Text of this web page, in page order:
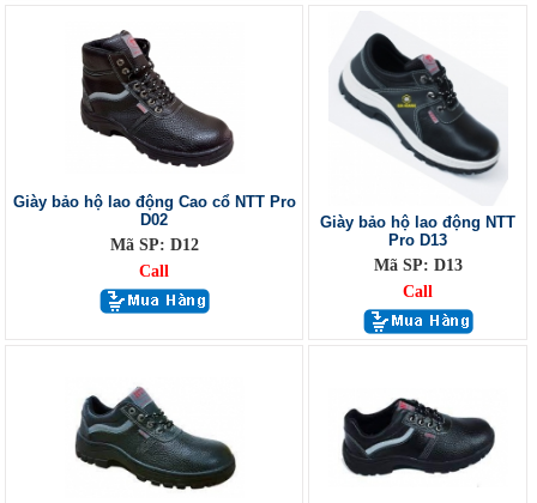
Giày bảo hộ lao động Cao cổ NTT Pro
D02
Mã SP: D12
Call
Giày bảo hộ lao động NTT
Pro D13
Mã SP: D13
Call